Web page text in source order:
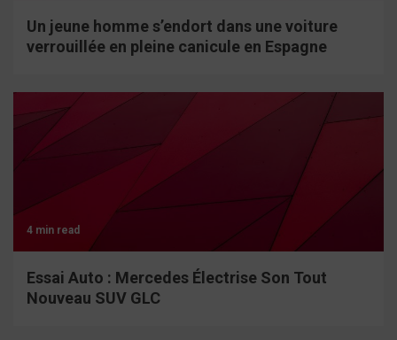
Un jeune homme s’endort dans une voiture
verrouillée en pleine canicule en Espagne
4 min read
Essai Auto : Mercedes Électrise Son Tout
Nouveau SUV GLC